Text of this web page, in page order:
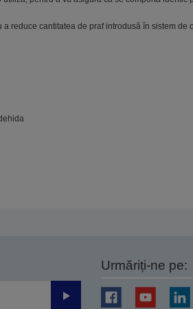
reduce cantitatea de praf introdusă în sistem de
Trimiteți
Urmăriți-ne pe: